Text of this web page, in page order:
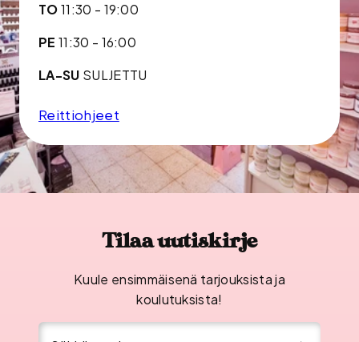
TO11:30 - 19:00
PE 11:30 - 16:00
LA-SU SULJETTU
Reittiohjeet
Tilaa uutiskirje
Kuule ensimmäisenä tarjouksista ja
koulutuksista!